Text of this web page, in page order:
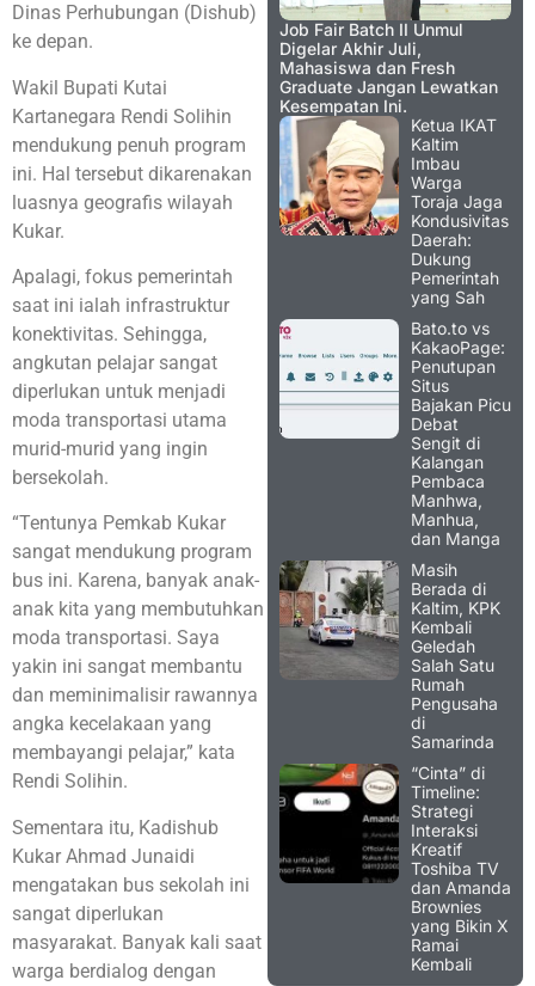
Dinas Perhubungan (Dishub)
ke depan.
Wakil Bupati Kutai
Kartanegara Rendi Solihin
mendukung penuh program
ini. Hal tersebut dikarenakan
luasnya geografis wilayah
Kukar.
Apalagi, fokus pemerintah
saat ini ialah infrastruktur
konektivitas. Sehingga,
angkutan pelajar sangat
diperlukan untuk menjadi
moda transportasi utama
murid-murid yang ingin
bersekolah.
“Tentunya Pemkab Kukar
sangat mendukung program
bus ini. Karena, banyak anak-
anak kita yang membutuhkan
moda transportasi. Saya
yakin ini sangat membantu
dan meminimalisir rawannya
angka kecelakaan yang
membayangi pelajar,” kata
Rendi Solihin.
Sementara itu, Kadishub
Kukar Ahmad Junaidi
mengatakan bus sekolah ini
sangat diperlukan
masyarakat. Banyak kali saat
warga berdialog dengan
Job Fair Batch II Unmul
Digelar Akhir Juli,
Mahasiswa dan Fresh
Graduate Jangan Lewatkan
Kesempatan Ini.
Ketua IKAT
Kaltim
Imbau
Warga
Toraja Jaga
Kondusivitas
Daerah:
Dukung
Pemerintah
yang Sah
Bato.to vs
KakaoPage:
Penutupan
Situs
Bajakan Picu
Debat
Sengit di
Kalangan
Pembaca
Manhwa,
Manhua,
dan Manga
Masih
Berada di
Kaltim, KPK
Kembali
Geledah
Salah Satu
Rumah
Pengusaha
di
Samarinda
“Cinta” di
Timeline:
Strategi
Interaksi
Kreatif
Toshiba TV
dan Amanda
Brownies
yang Bikin X
Ramai
Kembali